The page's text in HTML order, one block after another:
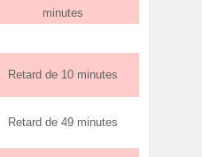
minutes
Retard de 10 minutes
Retard de 49 minutes